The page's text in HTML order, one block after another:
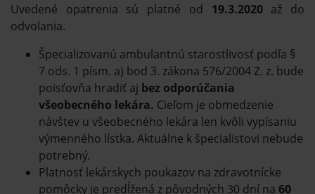
Uvedené opatrenia sú platné od 19.3.2020až do
odvolania.
Špecializovanú ambulantnú starostlivosť podľa §
7 ods. 1 písm. a) bod 3. zákona 576/2004 Z. z. bude
poisťovňa hradiť aj bez odporúčania
všeobecného lekára. Cieľom je obmedzenie
návštev u všeobecného lekára len kvôli vypísaniu
výmenného lístka. Aktuálne k špecialistovi nebude
potrebný.
Platnosť lekárskych poukazov na zdravotnícke
pomôcky je predĺžená z pôvodných 30 dní na 60